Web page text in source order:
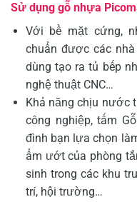
Sử dụng gỗ nhựa
Với bề mặt cứng,
chuẩn được các
dùng tạo ra tủ bếp
nghệ thuật CNC…
Khả năng chịu nước
công nghiệp, tấm
đình bạn lựa chọn
ẩm ướt của phòng
sinh trong các khu
trí, hội trường…